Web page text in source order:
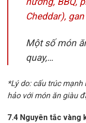
Cheddar),
Một số món
quay,…
*Lý do: cấu trúc mạnh
hảo với món ăn giàu
7.4 Nguyên tắc vàng